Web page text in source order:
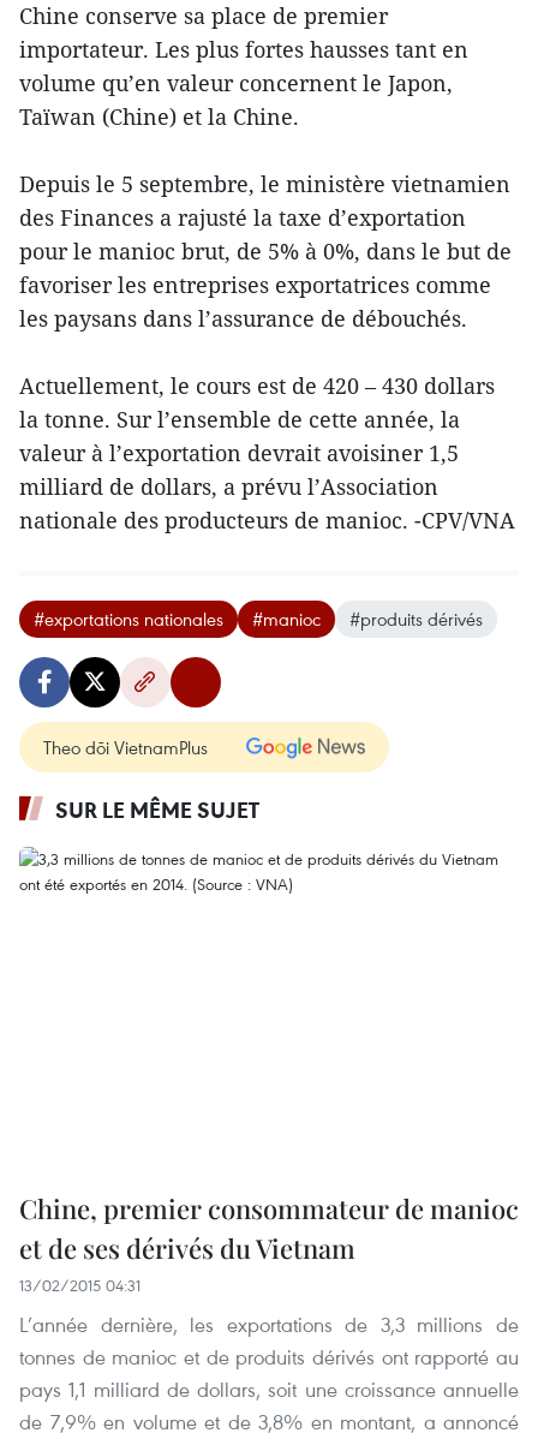
Chine conserve sa place de premier
importateur. Les plus fortes hausses tant en
volume qu’en valeur concernent le Japon,
Taïwan (Chine) et la Chine.
Depuis le 5 septembre, le ministère vietnamien
des Finances a rajusté la taxe d’exportation
pour le manioc brut, de 5% à 0%, dans le but de
favoriser les entreprises exportatrices comme
les paysans dans l’assurance de débouchés.
Actuellement, le cours est de 420 – 430 dollars
la tonne. Sur l’ensemble de cette année, la
valeur à l’exportation devrait avoisiner 1,5
milliard de dollars, a prévu l’Association
nationale des producteurs de manioc. -CPV/VNA
#exportations nationales #manioc #produits dérivés
Theo dõi VietnamPlus
SUR LE MÊME SUJET
Chine, premier consommateur de manioc
et de ses dérivés du Vietnam
13/02/2015 04:31
L’année dernière, les exportations de 3,3 millions de
tonnes de manioc et de produits dérivés ont rapporté au
pays 1,1 milliard de dollars, soit une croissance annuelle
de 7,9% en volume et de 3,8% en montant, a annoncé